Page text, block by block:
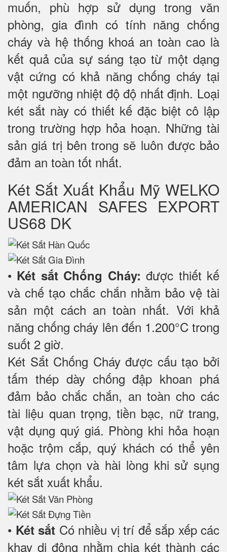
muốn, phù hợp sử dụng trong văn
phòng, gia đình có tính năng chống
cháy và hệ thống khoá an toàn cao là
kết quả của sự sáng tạo từ một dạng
vật cứng có khả năng chống cháy tại
một ngưỡng nhiệt độ độ nhất định. Loại
két sắt này có thiết kế đặc biệt cô lập
trong trường hợp hỏa hoạn. Những tài
sản giá trị bên trong sẽ luôn được bảo
đảm an toàn tốt nhất.
Két Sắt Xuất Khẩu Mỹ WELKO
AMERICAN SAFES EXPORT
US68 DK
• Két sắt Chống Cháy: được thiết kế
và chế tạo chắc chắn nhằm bảo vệ tài
sản một cách an toàn nhất. Với khả
năng chống cháy lên đến 1.200°C trong
suốt 2 giờ.
Két Sắt Chống Cháy được cấu tạo bởi
tấm thép dày chống đập khoan phá
đảm bảo chắc chắn, an toàn cho các
tài liệu quan trọng, tiền bạc, nữ trang,
vật dụng quý giá. Phòng khi hỏa hoạn
hoặc trộm cắp, quý khách có thể yên
tâm lựa chọn và hài lòng khi sử sụng
két sắt xuất khẩu.
• Két sắt Có nhiều vị trí để sắp xếp các
khay di động nhằm chia két thành các